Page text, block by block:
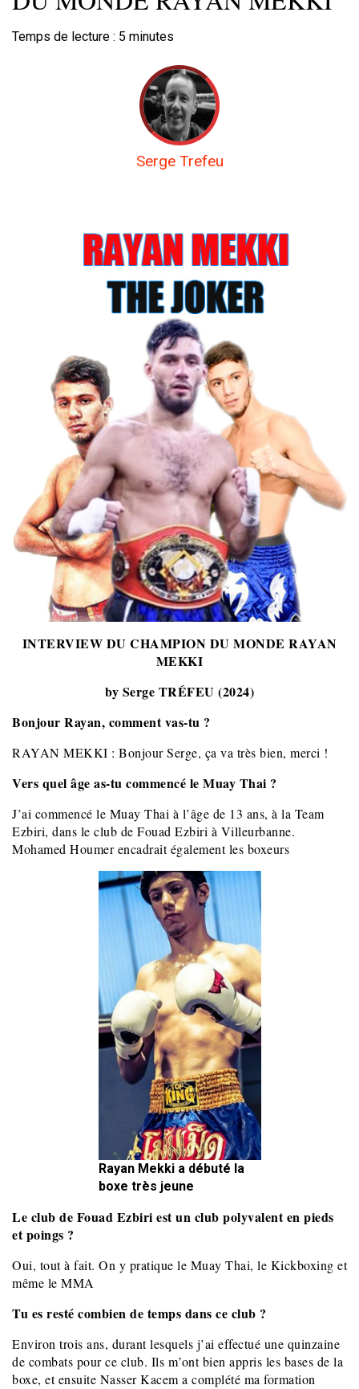
Temps de lecture : 5 minutes
Serge Trefeu
INTERVIEW DU CHAMPION DU MONDE RAYAN
MEKKI
by Serge TRÉFEU (2024)
Bonjour Rayan, comment vas-tu ?
RAYAN MEKKI : Bonjour Serge, ça va très bien, merci !
Vers quel âge as-tu commencé le Muay Thai ?
J’ai commencé le Muay Thai à l’âge de 13 ans, à la Team
Ezbiri, dans le club de Fouad Ezbiri à Villeurbanne.
Mohamed Houmer encadrait également les boxeurs
Rayan Mekki a débuté la
boxe très jeune
Le club de Fouad Ezbiri est un club polyvalent en pieds
et poings ?
Oui, tout à fait. On y pratique le Muay Thai, le Kickboxing et
même le MMA
Tu es resté combien de temps dans ce club ?
Environ trois ans, durant lesquels j’ai effectué une quinzaine
de combats pour ce club. Ils m’ont bien appris les bases de la
boxe, et ensuite Nasser Kacem a complété ma formation